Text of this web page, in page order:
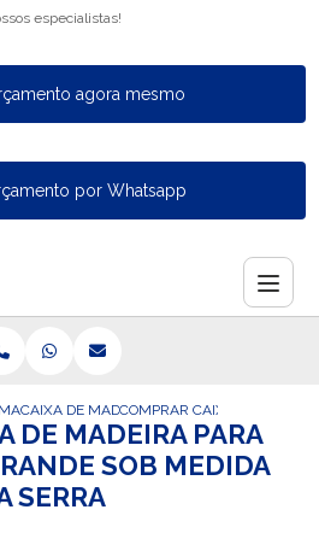
especialistas!
agora mesmo
por Whatsapp
PARA EXPORTACAO
CAIXA DE MADEIRA PARA A EXPORTACAO
COMPRAR CAIXA DE
DE MADEIRA PARA
SOB MEDIDA
SERRA